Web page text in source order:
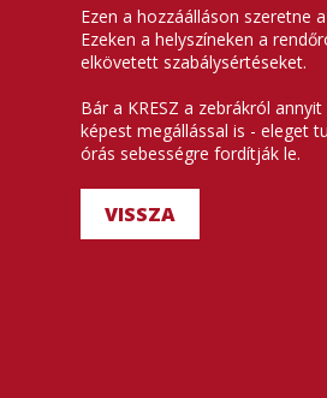
Ezen a hozzáálláson szeretne
Ezeken a helyszíneken a
elkövetett szabálysértéseket.
Bár a KRESZ a zebrákról
képest megállással is - eleget
órás sebességre fordítják le.
VISSZA